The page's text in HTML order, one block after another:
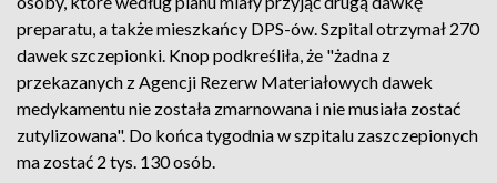
preparatu, a także mieszkańcy DPS-ów. Szpital otrzymał 270
dawek szczepionki. Knop podkreśliła, że "żadna z
przekazanych z Agencji Rezerw Materiałowych dawek
medykamentu nie została zmarnowana i nie musiała zostać
zutylizowana". Do końca tygodnia w szpitalu zaszczepionych
ma zostać 2 tys. 130 osób.